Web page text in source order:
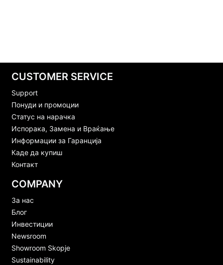
CUSTOMER SERVICE
Support
Понуди и промоции
Статус на нарачка
Испорака, Замена и Враќање
Информации за Гаранција
Каде да купиш
Контакт
COMPANY
За нас
Блог
Инвестиции
Newsroom
Showroom Skopje
Sustainability